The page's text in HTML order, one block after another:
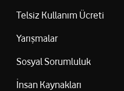
Telsiz Kullanım Ücreti
Yarışmalar
Sosyal Sorumluluk
İnsan Kaynakları